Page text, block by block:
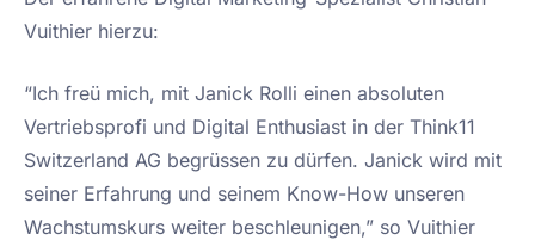
Vuithier hierzu:
“Ich freü mich, mit Janick Rolli einen absoluten
Vertriebsprofi und Digital Enthusiast in der Think11
Switzerland AG begrüssen zu dürfen. Janick wird mit
seiner Erfahrung und seinem Know-How unseren
Wachstumskurs weiter beschleunigen,” so Vuithier